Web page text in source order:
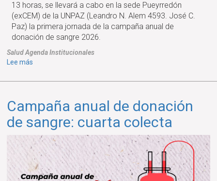
13 horas, se llevará a cabo en la sede Pueyrredón
(exCEM) de la UNPAZ (Leandro N. Alem 4593. José C.
Paz) la primera jornada de la campaña anual de
donación de sangre 2026.
SaludAgendaInstitucionales
Lee más
anual
donación
de
sangre
2026:
primera
colecta
Campaña anual de donación
de sangre: cuarta colecta